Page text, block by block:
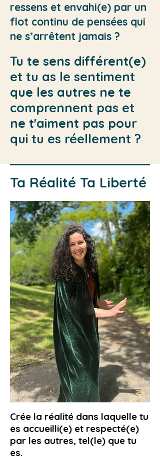
ressens et envahi(e) par un
flot continu de pensées qui
ne s’arrêtent jamais ?
Tu te sens différent(e)
et tu as le sentiment
que les autres ne te
comprennent pas et
ne t'aiment pas pour
qui tu es réellement ?
Ta Réalité Ta Liberté
Crée la réalité dans laquelle tu
es accueilli(e) et respecté(e)
par les autres, tel(le) que tu
es.